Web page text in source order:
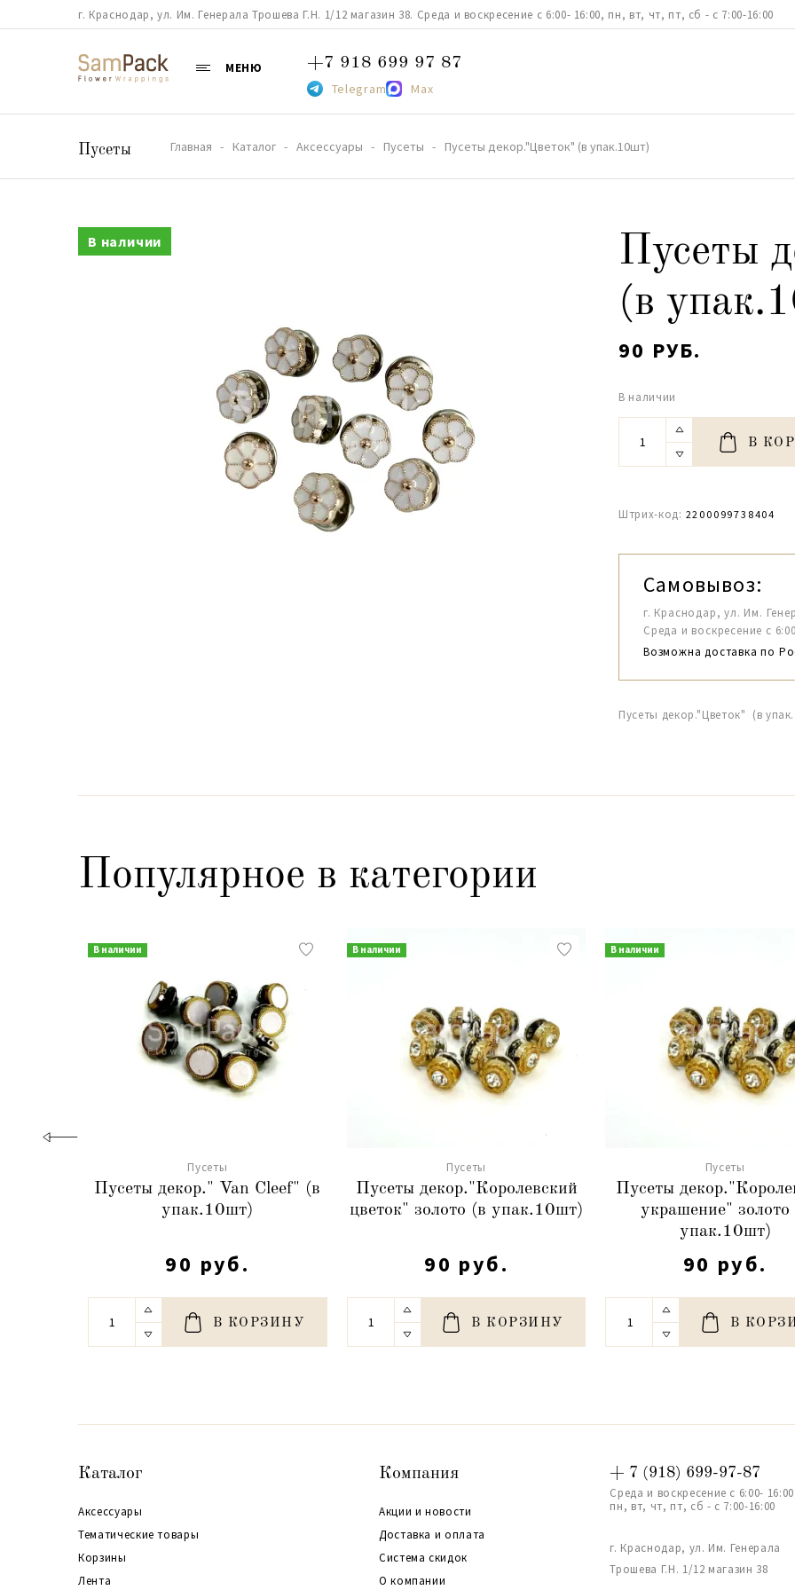
г. Краснодар, ул. Им. Генерала Трошева Г.Н. 1/12 магазин 38. Среда и воскресение с 6:00- 16:00, пн, вт, чт, пт, сб - с 7:00-16:00
МЕНЮ +7 918 699 97 87
Telegram Max
Пусеты Главная Каталог Аксессуары Пусеты Пусеты декор."Цветок" (в упак.10шт)
В наличии
Пусеты
(в
90 РУБ.
В наличии
В
Штрих-код: 2200099738404
Самовывоз:
г. Краснодар, ул. Им.
Среда и воскресение с
Возможна доставка по
Пусеты декор."Цветок" (в
Популярное в категории
В наличии
Пусеты
Пусеты декор." Van Cleef" (в
упак.10шт)
90 руб.
В КОРЗИНУ
В наличии
Пусеты
Пусеты декор."Королевский
цветок" золото (в упак.10шт)
90 руб.
В КОРЗИНУ
В наличии
Пусеты
Пусеты
украшение" золото
упак.10шт)
90 руб.
В
Каталог
Аксессуары
Тематические товары
Корзины
Лента
Компания
Акции и новости
Доставка и оплата
Система скидок
О компании
+ 7 (918) 699-97-87
Среда и воскресение с 6:00-
пн, вт, чт, пт, сб - с 7:00-16:00
г. Краснодар, ул. Им. Генерала
Трошева Г.Н. 1/12 магазин 38